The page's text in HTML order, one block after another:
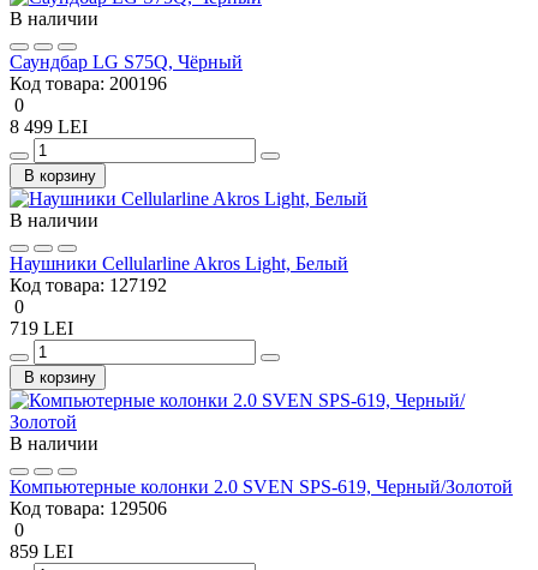
В наличии
Саундбар LG S75Q, Чёрный
Код товара: 200196
0
8 499 LEI
В корзину
В наличии
Наушники Cellularline Akros Light, Белый
Код товара: 127192
0
719 LEI
В корзину
В наличии
Компьютерные колонки 2.0 SVEN SPS-619, Черный/Золотой
Код товара: 129506
0
859 LEI